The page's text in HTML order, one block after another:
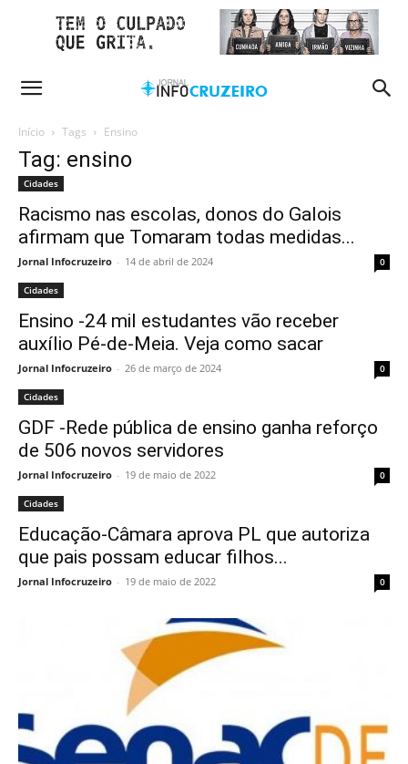
Início Tags Ensino
Tag: ensino
Cidades
Racismo nas escolas, donos do Galois
afirmam que Tomaram todas medidas...
Jornal Infocruzeiro - 14 de abril de 2024 0
Cidades
Ensino -24 mil estudantes vão receber
auxílio Pé-de-Meia. Veja como sacar
Jornal Infocruzeiro - 26 de março de 2024 0
Cidades
GDF -Rede pública de ensino ganha reforço
de 506 novos servidores
Jornal Infocruzeiro - 19 de maio de 2022 0
Cidades
Educação-Câmara aprova PL que autoriza
que pais possam educar filhos...
Jornal Infocruzeiro - 19 de maio de 2022 0